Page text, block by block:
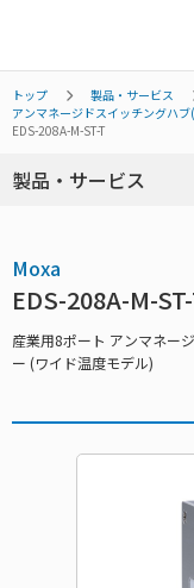
トップ 製品・サービス
アンマネージドスイッチングハ
EDS-208A-M-ST-T
製品・サービス
Moxa
EDS-208A-M-
産業用8ポート アンマネー
ー (ワイド温度モデル)